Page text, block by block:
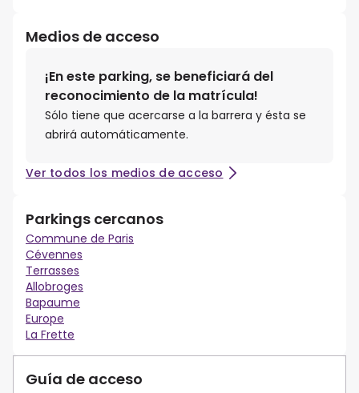
Medios de acceso
¡En este parking, se beneficiará del
reconocimiento de la matrícula!
Sólo tiene que acercarse a la barrera y ésta se
abrirá automáticamente.
Ver todos los medios de acceso
Parkings cercanos
Commune de Paris
Cévennes
Terrasses
Allobroges
Bapaume
Europe
La Frette
Guía de acceso